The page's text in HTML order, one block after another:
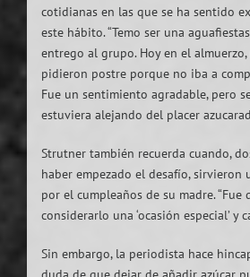
cotidianas en las que se ha sentido
este hábito. “Temo ser una
entrego al grupo. Hoy en el
pidieron postre porque no iba a
Fue un sentimiento agradable, pero
estuviera alejando del placer
Strutner también recuerda cuando,
haber empezado el desafío, sirvieron
por el cumpleaños de su madre. “Fue
considerarlo una ‘ocasión especial’ y
Sin embargo, la periodista hace